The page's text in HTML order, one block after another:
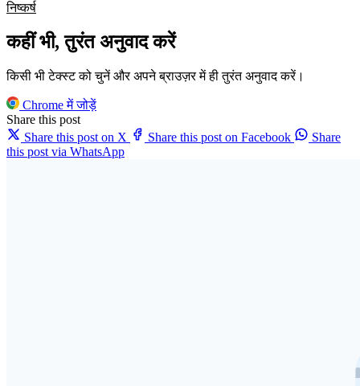
निष्कर्ष
कहीं भी, तुरंत अनुवाद करें
किसी भी टेक्स्ट को चुनें और अपने ब्राउज़र में ही तुरंत अनुवाद करें।
Chrome में जोड़ें
Share this post
Share this post on X
Share this post on Facebook
Share
this post via WhatsApp